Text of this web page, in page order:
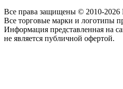
Все права защищены © 2010-
Все торговые марки и логотипы
Информация представленная на
не является публичной офертой.